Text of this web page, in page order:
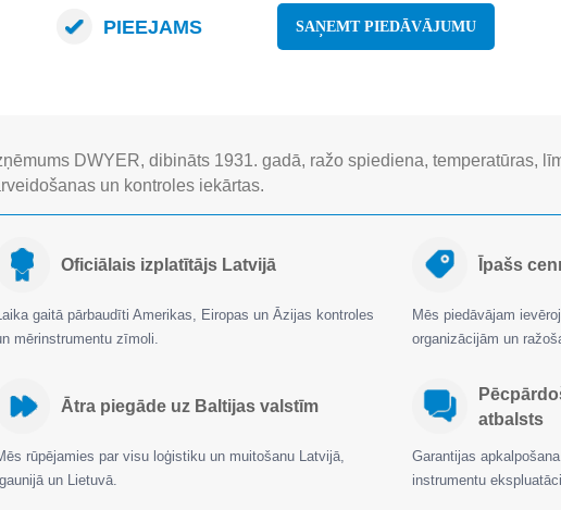
PIEEJAMS SAŅEMT PIEDĀVĀJUMU
DWYER, dibināts 1931. gadā, ražo spiediena, temperatūras,
un kontroles iekārtas.
Oficiālais izplatītājs Latvijā
gaitā pārbaudīti Amerikas, Eiropas un Āzijas kontroles
mērinstrumentu zīmoli.
Īpašs
Mēs piedāvājam
organizācijām un
Ātra piegāde uz Baltijas valstīm
rūpējamies par visu loģistiku un muitošanu Latvijā,
un Lietuvā.
atbalsts
Garantijas
instrumentu